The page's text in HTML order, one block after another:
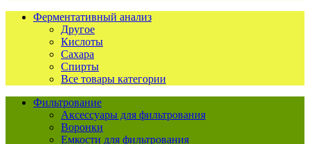
Ферментативный анализ
Другое
Кислоты
Сахара
Спирты
Все товары категории
Фильтрование
Аксессуары для фильтрования
Воронки
Емкости для фильтрования